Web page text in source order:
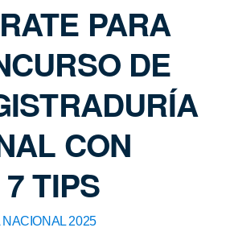
PARA
DE
CON
TIPS
2025